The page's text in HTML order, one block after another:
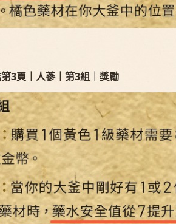
3頁｜人蔘｜第3組｜獎勵